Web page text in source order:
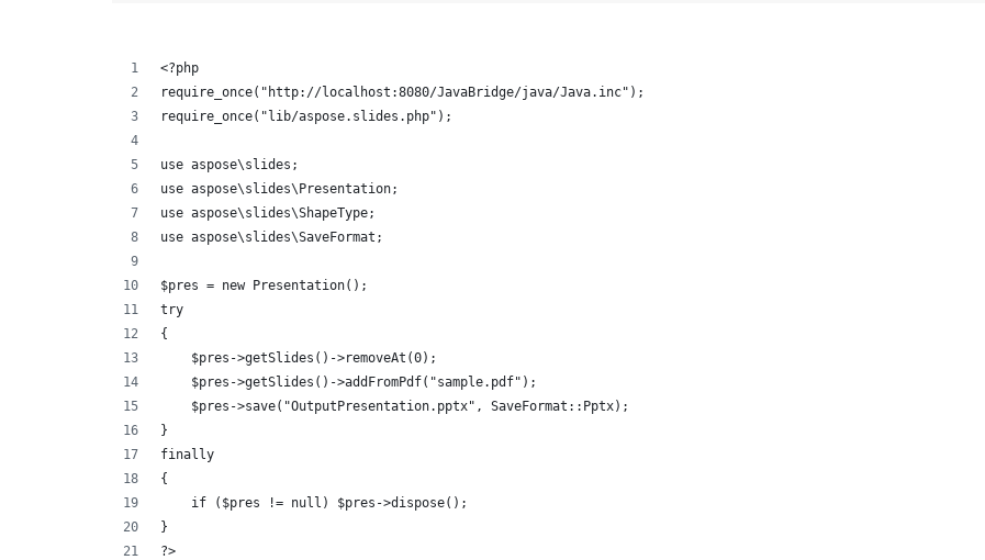
<?php
require_once("http://localhost:8080/JavaBridge/java/Java.inc");
require_once("lib/aspose.slides.php");
use aspose\slides;
use aspose\slides\Presentation;
use aspose\slides\ShapeType;
use aspose\slides\SaveFormat;
$pres = new Presentation();
try
{
    $pres->getSlides()->removeAt(0);
    $pres->getSlides()->addFromPdf("sample.pdf");
    $pres->save("OutputPresentation.pptx", SaveFormat::Pptx);
}
finally
{
    if ($pres != null) $pres->dispose();
}
?>